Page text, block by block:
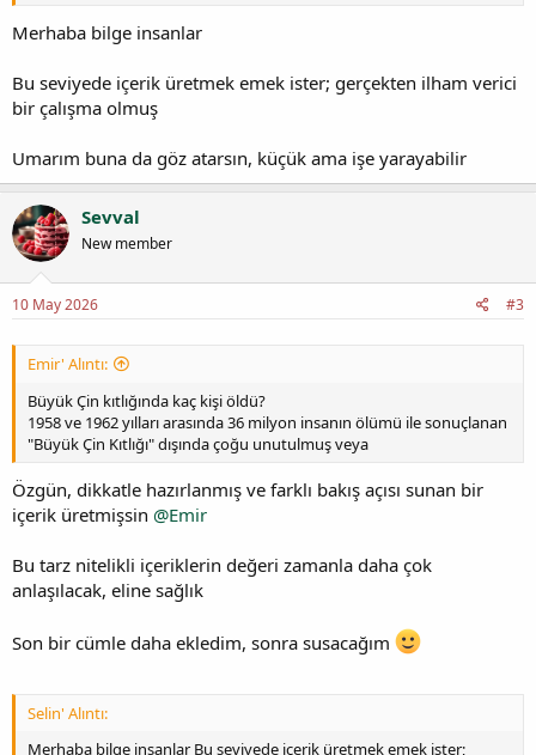
Merhaba bilge insanlar
Bu seviyede içerik üretmek emek ister; gerçekten ilham verici
bir çalışma olmuş
Umarım buna da göz atarsın, küçük ama işe yarayabilir
Sevval
New member
10 May 2026 #3
Emir' Alıntı:
Büyük Çin kıtlığında kaç kişi öldü?
1958 ve 1962 yılları arasında 36 milyon insanın ölümü ile sonuçlanan
"Büyük Çin Kıtlığı" dışında çoğu unutulmuş veya
Özgün, dikkatle hazırlanmış ve farklı bakış açısı sunan bir
içerik üretmişsin @Emir
Bu tarz nitelikli içeriklerin değeri zamanla daha çok
anlaşılacak, eline sağlık
Son bir cümle daha ekledim, sonra susacağım
Selin' Alıntı:
Merhaba bilge insanlar Bu seviyede içerik üretmek emek ister;